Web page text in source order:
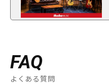
FAQ
よくある質問